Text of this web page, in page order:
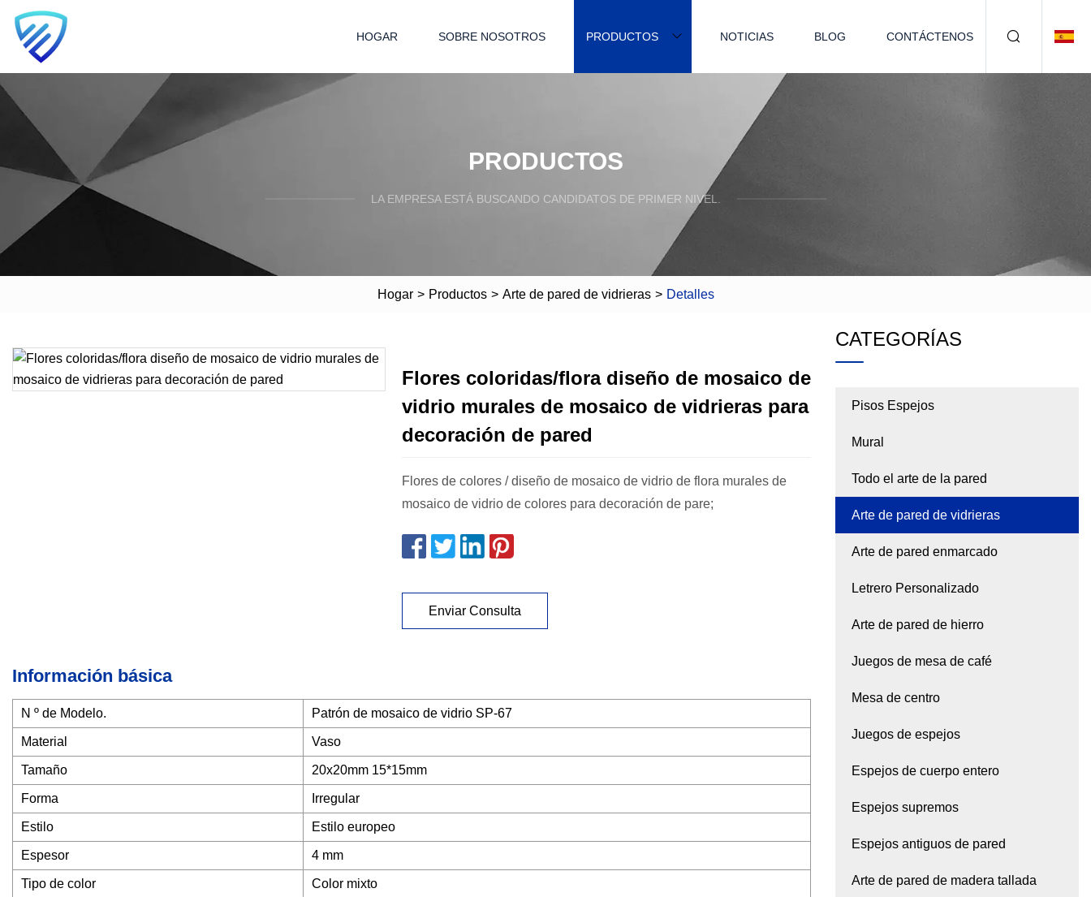
HOGAR SOBRE NOSOTROS PRODUCTOS NOTICIAS BLOG CONTÁCTENOS
PRODUCTOS
LA EMPRESA ESTÁ BUSCANDO CANDIDATOS DE PRIMER NIVEL.
Hogar > Productos > Arte de pared de vidrieras > Detalles
Flores coloridas/flora diseño de mosaico de
vidrio murales de mosaico de vidrieras para
decoración de pared
Flores de colores / diseño de mosaico de vidrio de flora murales de
mosaico de vidrio de colores para decoración de pare;
Enviar Consulta
Información básica
N º de Modelo. Patrón de mosaico de vidrio SP-67
Material Vaso
Tamaño 20x20mm 15*15mm
Forma Irregular
Estilo Estilo europeo
Espesor 4 mm
Tipo de color Color mixto
CATEGORÍAS
Pisos Espejos
Mural
Todo el arte de la pared
Arte de pared de vidrieras
Arte de pared enmarcado
Letrero Personalizado
Arte de pared de hierro
Juegos de mesa de café
Mesa de centro
Juegos de espejos
Espejos de cuerpo entero
Espejos supremos
Espejos antiguos de pared
Arte de pared de madera tallada